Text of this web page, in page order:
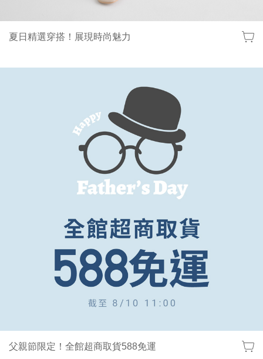
夏日精選穿搭！展現時尚魅力
父親節限定！全館超商取貨588免運